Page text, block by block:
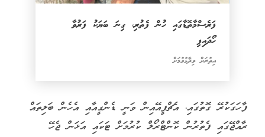
ފަރެސްމާތޮޑާގައި ހުން ފެތުރި، ގިނަ ބަޔަކު ފަރުވާ
ހޯދައިފި
އިތުރަށް ވިދާޅުވުމަށް
ފާހަގަކުރޭ ގޮތުގައި، އެޗްޕީއޭއިން ވަނީ ޑެންގީއާއި އެހެން ބަލިތައް
ރާއްޖޭގައި ފެތުރުން ކޮންޓްރޯލް ކުރުމަށް ޓަކައި އަޅަން ޖެހޭ